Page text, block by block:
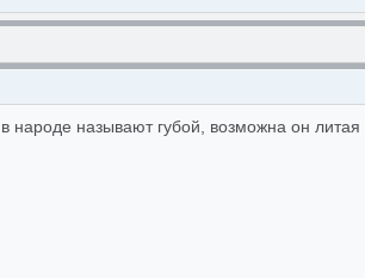
, в народе называют губой, возможна он